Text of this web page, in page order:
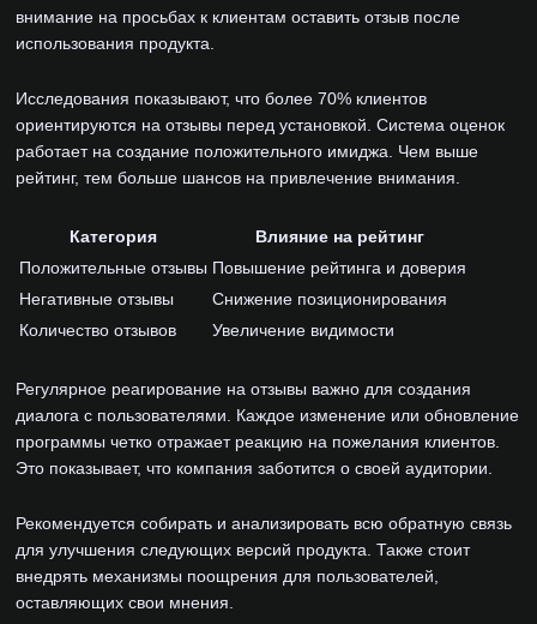
внимание на просьбах к клиентам оставить отзыв после
использования продукта.
Исследования показывают, что более 70% клиентов
ориентируются на отзывы перед установкой. Система оценок
работает на создание положительного имиджа. Чем выше
рейтинг, тем больше шансов на привлечение внимания.
Категория
Влияние на рейтинг
Положительные отзывы Повышение рейтинга и доверия
Негативные отзывы
Снижение позиционирования
Количество отзывов
Увеличение видимости
Регулярное реагирование на отзывы важно для создания
диалога с пользователями. Каждое изменение или обновление
программы четко отражает реакцию на пожелания клиентов.
Это показывает, что компания заботится о своей аудитории.
Рекомендуется собирать и анализировать всю обратную связь
для улучшения следующих версий продукта. Также стоит
внедрять механизмы поощрения для пользователей,
оставляющих свои мнения.